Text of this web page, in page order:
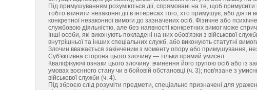
Під примушуванням розуміються дії, спрямовані на те, щоб
тобто вчинити незаконні дії в інтересах того, хто примушує, або
конкретної незаконної вимоги до зазначених осіб. Фізичне або
службовою діяльністю, але без наявності конкретних вимог може
Інші особи, які виконують покладені на них обов'язки з військової
внутрішньої та інших спеціальних служб, або виконують статутні
Злочин вважається закінченим з моменту опору або примушування,
Суб'єктивна сторона цього злочину — тільки прямий умисел.
Кваліфікуючі ознаки цього злочину: вчинення його групою осіб або із
умовах воєнного стану чи в бойовій обстановці (ч. 3); пов'язане з
військової служби (ч. 4).
Під зброєю слід розуміти предмети, спеціально призначені для